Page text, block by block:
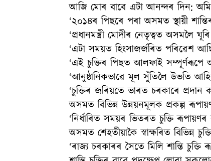
আজি মোৰ বাবে এটা আনন্দৰ দিন:
‘২০১৪ৰ পিছৰে পৰা অসমত স্থায়ী
‘প্ৰধানমন্ত্ৰী মোদীৰ নেতৃত্বত অসমলৈ
‘এটা সময়ত হিংসাজৰ্জৰিত পৰিৱেশ
‘এই চুক্তিৰ পিছত আলফাই সম্পূৰ্ণৰূপে
‘আনুষ্ঠানিকভাৱে মূল সুঁতিলৈ উভতি
‘চুক্তিৰ জৰিয়তে ভাৰত চৰকাৰে
অসমত বিভিন্ন উন্নয়নমূলক প্ৰকল্প
‘নিৰ্ধাৰিত সময়ৰ ভিতৰত চুক্তি ৰূপায়ণৰ
অসমত শেহতীয়াকৈ স্বাক্ষৰিত বিভিন্ন
‘ৰাজ্য চৰকাৰৰ সৈতে মিলি শান্তি চুক্তি